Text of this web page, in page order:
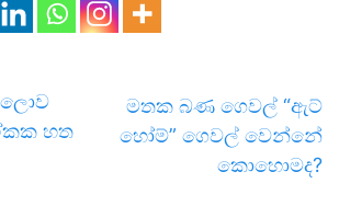
ලොව
හත
මතක බණ ගෙවල් “ඇට්
හෝම්” ගෙවල් වෙන්නේ
කොහොමද?